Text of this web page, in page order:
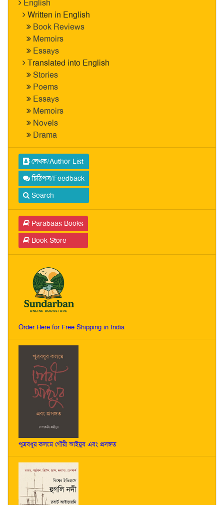
English
Written in English
Book Reviews
Memoirs
Essays
Translated into English
Stories
Poems
Essays
Memoirs
Novels
Drama
লেখক/Author List
চিঠিপত্র/Feedback
Search
Parabaas Books
Book Store
Order Here for Free Shipping in India
পুত্রবধূর কলমে গৌরী আইয়ুব এবং প্রসঙ্গত